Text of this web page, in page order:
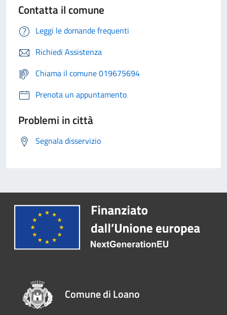
Contatta il comune
Leggi le domande frequenti
Richiedi Assistenza
Chiama il comune 019675694
Prenota un appuntamento
Problemi in città
Segnala disservizio
Comune di Loano